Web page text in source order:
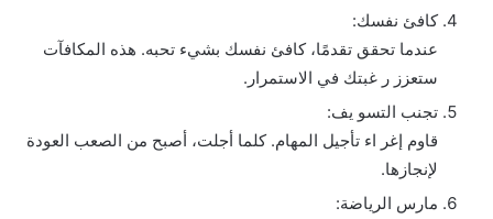
كافئ نفسك:
عندما تحقق تقدمًا، كافئ نفسك بشيء تحبه. هذه المكافآت
ستعزز ر غبتك في الاستمرار.
تجنب التسو يف:
قاوم إغر اء تأجيل المهام. كلما أجلت، أصبح من الصعب العودة
لإنجازها.
مارس الرياضة: